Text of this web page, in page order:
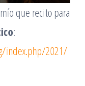
que recito para
:
index.php/2021/